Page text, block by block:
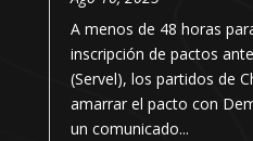
A menos de 48 horas
inscripción de pactos
(Servel), los partidos de
amarrar el pacto con
un comunicado...